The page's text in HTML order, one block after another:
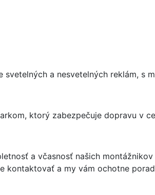
svetelných a nesvetelných reklám,
ktorý zabezpečuje dopravu v
a včasnosť našich
kontaktovať a my vám ochotne